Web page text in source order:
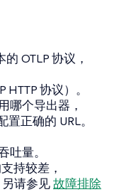
OTLP 协议，
HTTP 协议）。
哪个导出器，
正确的 URL。
吐量。
持较差，
另请参见故障排除